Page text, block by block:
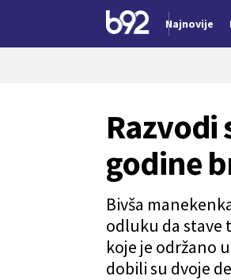
Najnovije
Razvodi
godine
Bivša
odluku da stave
koje je održano
dobili su dvoje